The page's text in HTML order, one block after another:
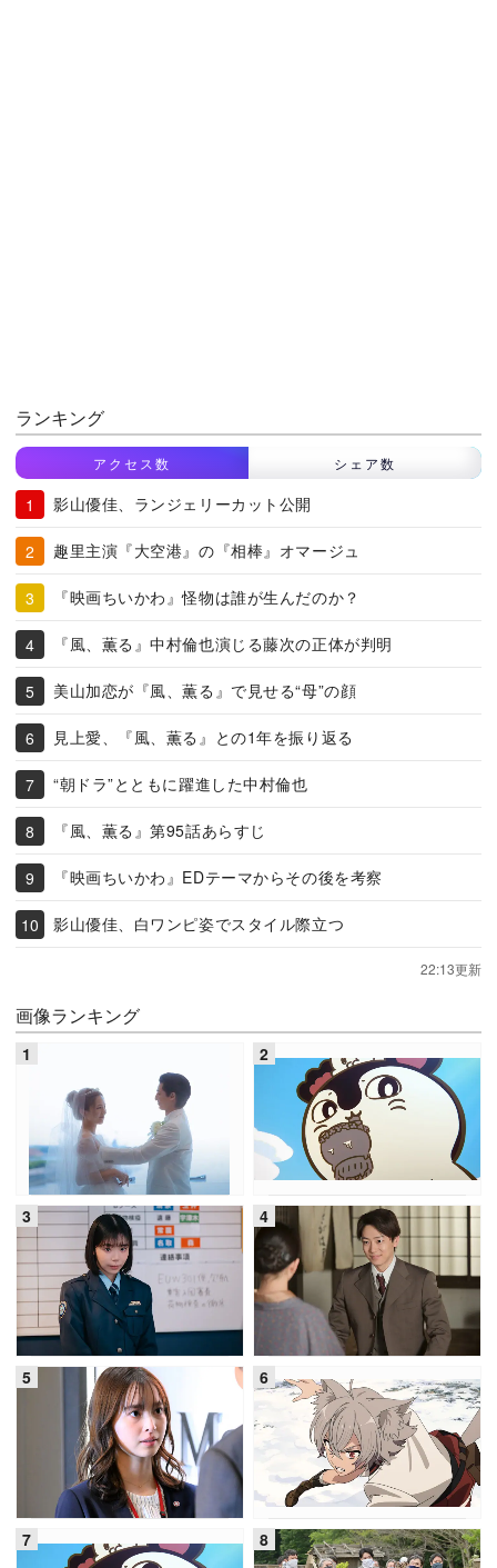
ランキング
アクセス数 シェア数
影山優佳、ランジェリーカット公開
趣里主演『大空港』の『相棒』オマージュ
『映画ちいかわ』怪物は誰が生んだのか？
『風、薫る』中村倫也演じる藤次の正体が判明
美山加恋が『風、薫る』で見せる“母”の顔
見上愛、『風、薫る』との1年を振り返る
“朝ドラ”とともに躍進した中村倫也
『風、薫る』第95話あらすじ
『映画ちいかわ』EDテーマからその後を考察
影山優佳、白ワンピ姿でスタイル際立つ
22:13更新
画像ランキング